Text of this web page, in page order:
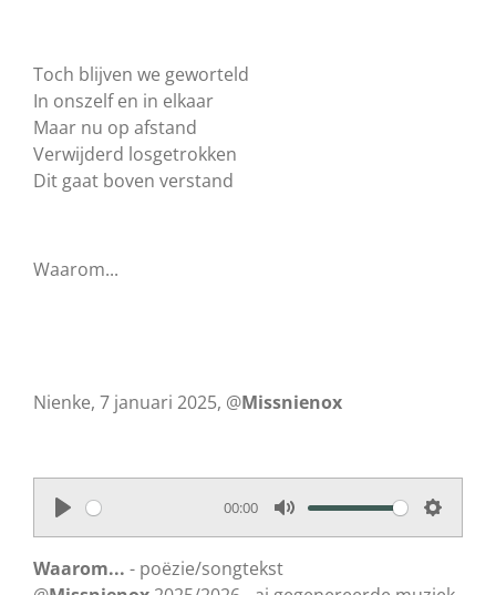
Toch blijven we geworteld
In onszelf en in elkaar
Maar nu op afstand
Verwijderd losgetrokken
Dit gaat boven verstand
Waarom...
Nienke, 7 januari 2025, @Missnienox
P
l
00:00
M
S
Waarom... - poëzie/songtekst